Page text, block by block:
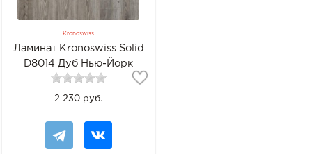
Kronoswiss
Ламинат Kronoswiss Solid
D8014 Дуб Нью-Йорк
2 230 руб.